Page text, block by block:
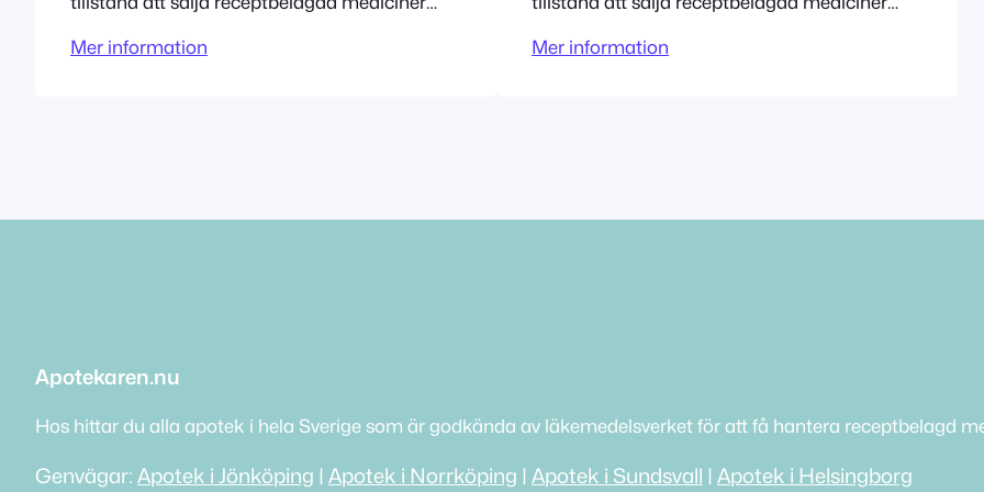
30 Mölnlycke Tillståndet innehas av Admenta
Mer information
43530 Mölnlycke Tillståndet innehas av
Mer information
Apotekaren.nu
Hos hittar du alla apotek i hela Sverige som är godkända av läkemedelsverket för att få hantera receptbelagd
Genvägar: Apotek i Jönköping | Apotek i Norrköping | Apotek i Sundsvall | Apotek i Helsingborg